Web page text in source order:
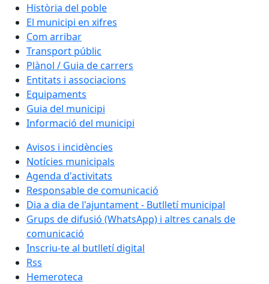
Història del poble
El municipi en xifres
Com arribar
Transport públic
Plànol / Guia de carrers
Entitats i associacions
Equipaments
Guia del municipi
Informació del municipi
Avisos i incidències
Notícies municipals
Agenda d'activitats
Responsable de comunicació
Dia a dia de l'ajuntament - Butlletí municipal
Grups de difusió (WhatsApp) i altres canals de
comunicació
Inscriu-te al butlletí digital
Rss
Hemeroteca